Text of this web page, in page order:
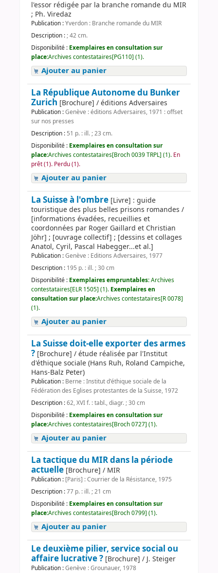
l'essor rédigée par la branche romande du MIR
; Ph. Viredaz
Publication :Yverdon : Branche romande du MIR
Description :; 42 cm.
Disponibilité : Exemplaires en consultation sur
place:Archives contestataires[PG110] (1).
Ajouter au panier
La République Autonome du Bunker
Zurich [Brochure] / éditions Adversaires
Publication :Genève : éditions Adversaires, 1971 : offset
sur nos presses
Description : 51 p. : ill. ; 23 cm.
Disponibilité : Exemplaires en consultation sur
place:Archives contestataires[Broch 0039 TRPL] (1). En
prêt (1). Perdu (1).
Ajouter au panier
La Suisse à l'ombre [Livre] : guide
touristique des plus belles prisons romandes /
[informations évadées, recueillies et
coordonnées par Roger Gaillard et Christian
Jöhr] ; [ouvrage collectif] ; [dessins et collages
Anatol, Cyril, Pascal Habegger...et al.]
Publication :Genève : Editions Adversaires, 1977
Description : 195 p. : ill. ; 30 cm
Disponibilité : Exemplaires empruntables:Archives
contestataires[ELR 1505] (1). Exemplaires en
consultation sur place:Archives contestataires[R 0078]
(1).
Ajouter au panier
La Suisse doit-elle exporter des armes
? [Brochure] / étude réalisée par l'Institut
d'éthique sociale (Hans Ruh, Roland Campiche,
Hans-Balz Peter)
Publication : Berne : Institut d'éthique sociale de la
Fédération des Eglises protestantes de la Suisse, 1972
Description :62, XVI f. : tabl., diagr. ; 30 cm
Disponibilité : Exemplaires en consultation sur
place:Archives contestataires[Broch 0727] (1).
Ajouter au panier
La tactique du MIR dans la période
actuelle [Brochure] / MIR
Publication : [Paris] : Courrier de la Résistance, 1975
Description :77 p. : ill. ; 21 cm
Disponibilité : Exemplaires en consultation sur
place:Archives contestataires[Broch 0799] (1).
Ajouter au panier
Le deuxième pilier, service social ou
affaire lucrative ? [Brochure] / J. Steiger
Publication :Genève : Grounauer, 1978